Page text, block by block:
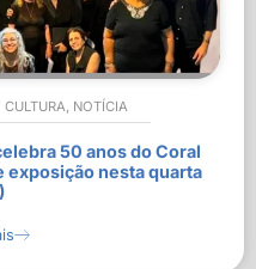
CULTURA, NOTÍCIA
50 anos do Coral
exposição nesta quarta